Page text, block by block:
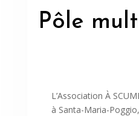
Pôle
L’Association À
à Santa-Maria-Poggio,